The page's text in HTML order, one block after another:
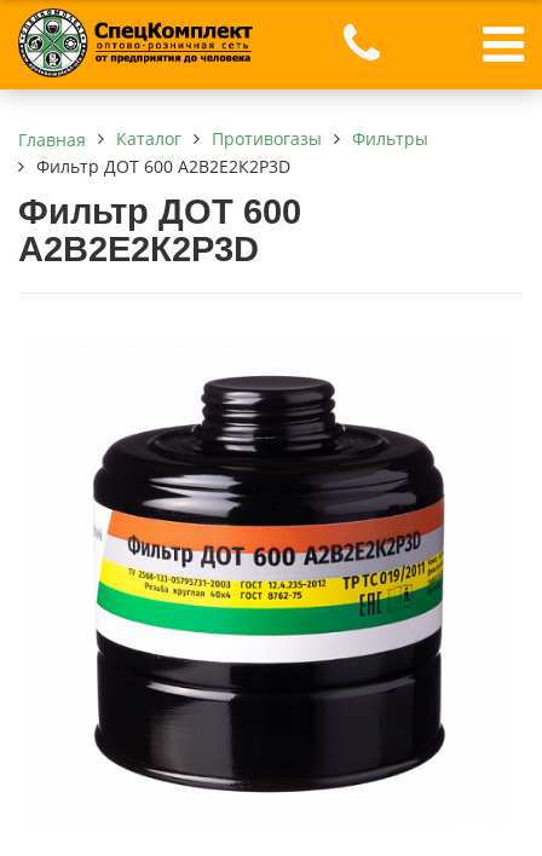
Главная Каталог Противогазы
Фильтры
Фильтр ДОТ 600 А2B2E2К2P3D
Фильтр ДОТ 600
А2B2E2К2P3D